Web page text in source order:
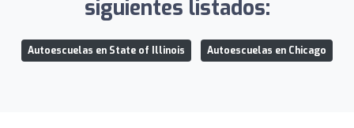
siguientes listados:
Autoescuelas en State of Illinois Autoescuelas en Chicago